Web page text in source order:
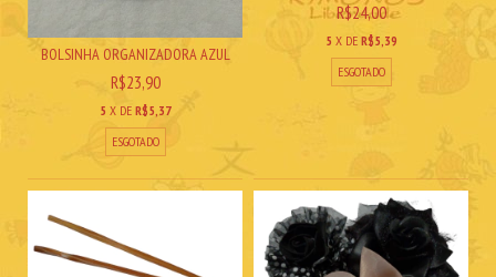
BOLSINHA ORGANIZADORA AZUL
R$23,90
5 X DE R$5,37
ESGOTADO
R$24,00
5 X DE R$5,39
ESGOTADO